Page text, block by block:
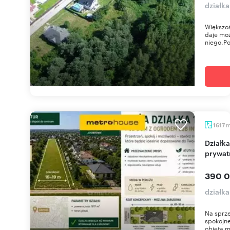
daje
1617
Działka 1617 m² z możliwością zabudowy i
390
Na
objęta